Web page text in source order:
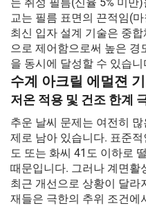
교는 필름 표면의 끈적임(
최신 입자 설계 기술은 중
으로 제어함으로써 높은 경
을 동시에 달성할 수 있습니
수계 아크릴 에멀젼
저온 적용 및 건조 한계
추운 날씨 문제는 여전히
제로 남아 있습니다. 표준
도 또는 화씨 41도 이하로
때문입니다. 그러나 계면활
최근 개선으로 상황이 달라
재들은 극한의 추위 조건에